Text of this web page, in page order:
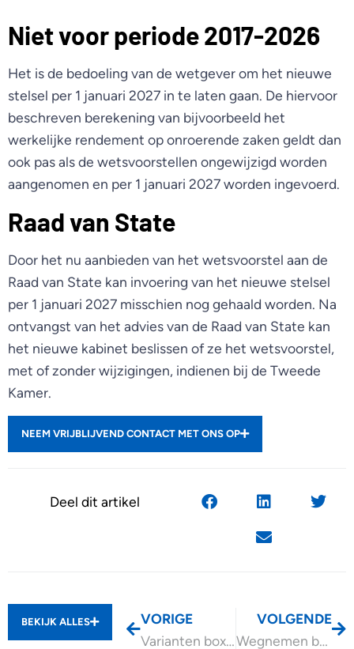
Niet voor periode 2017-2026
Het is de bedoeling van de wetgever om het nieuwe
stelsel per 1 januari 2027 in te laten gaan. De hiervoor
beschreven berekening van bijvoorbeeld het
werkelijke rendement op onroerende zaken geldt dan
ook pas als de wetsvoorstellen ongewijzigd worden
aangenomen en per 1 januari 2027 worden ingevoerd.
Raad van State
Door het nu aanbieden van het wetsvoorstel aan de
Raad van State kan invoering van het nieuwe stelsel
per 1 januari 2027 misschien nog gehaald worden. Na
ontvangst van het advies van de Raad van State kan
het nieuwe kabinet beslissen of ze het wetsvoorstel,
met of zonder wijzigingen, indienen bij de Tweede
Kamer.
NEEM VRIJBLIJVEND CONTACT MET ONS OP
Deel dit artikel
BEKIJK ALLES
VORIGE
Varianten box 3-heffing berekening tot 2022 en vanaf 2023
VOLGENDE
Wegnemen belemmeringen hospitaverhuur